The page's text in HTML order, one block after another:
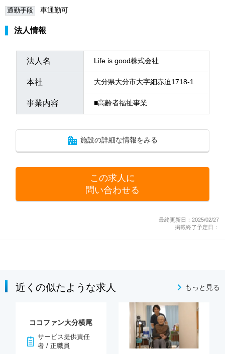
通勤手段 車通勤可
法人情報
法人名 Life is good株式会社
本社 大分県大分市大字細赤迫1718-1
事業内容 ■高齢者福祉事業
施設の詳細な情報をみる
この求人に
問い合わせる
最終更新日：2025/02/27
掲載終了予定日：
近くの似たような求人 もっと見る
ココファン大分横尾
サービス提供責任
者 / 正職員